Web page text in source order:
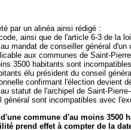
par un alinéa ainsi rédigé :
ainsi que de l'article 6-3 de la
mandat de conseiller général d'un
aux communes de Saint-
3500 habitants sont
élu président du conseil
confirmant l'élection devient
statut de l'archipel de Saint-
sont incompatibles avec
commune d'au moins 3500
prend effet à compter de la